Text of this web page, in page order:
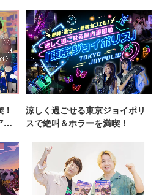
涼しく過ごせる東京ジョイポリ
スで絶叫＆ホラーを満喫！